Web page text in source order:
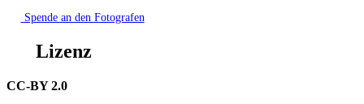
Spende an den Fotografen
Lizenz
CC-BY 2.0